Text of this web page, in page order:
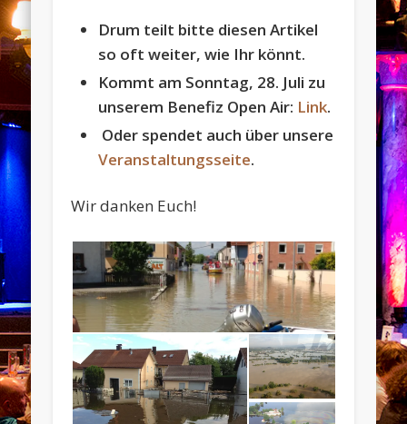
Drum teilt bitte diesen Artikel
so oft weiter, wie Ihr könnt.
Kommt am Sonntag, 28. Juli zu
unserem Benefiz Open Air: Link.
Oder spendet auch über unsere
Veranstaltungsseite.
Wir danken Euch!